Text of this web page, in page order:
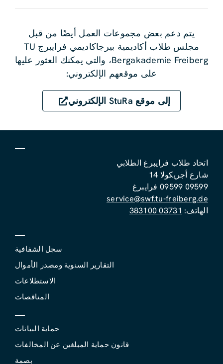
يتم دعم بعض مجموعات العمل أيضًا من قبل
مجلس طلاب أكاديمية بيرجاكاديمي فرايبرج TU
Bergakademie Freiberg، والتي يمكنك العثور عليها
على موقعهم الإلكتروني:
إلى موقع StuRa الإلكتروني
اتحاد طلاب فرايبرغ الطلابي
شارع أجريكولا 14
09599 09599 فرايبرغ
service@swf.tu-freiberg.de
الهاتف: 03731 383100
سجل الشفافية
التقارير السنوية ومصدر الأموال
الاستطلاعات
المناقصات
حماية البيانات
قانون حماية المبلغين عن المخالفات
بصمة